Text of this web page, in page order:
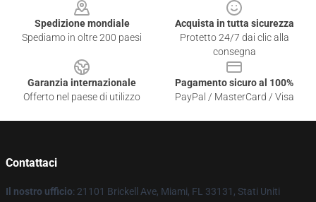
Spedizione mondiale
Spediamo in oltre 200 paesi
Acquista in tutta sicurezza
Protetto 24/7 dai clic alla
consegna
Garanzia internazionale
Offerto nel paese di utilizzo
Pagamento sicuro al 100%
PayPal / MasterCard / Visa
Contattaci
Il nostro ufficio: 21101 Brickell Ave, Miami, FL 33131, Stati Uniti